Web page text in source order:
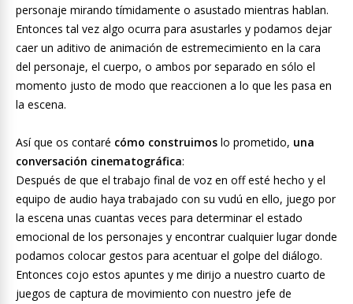
personaje mirando tímidamente o asustado mientras hablan.
Entonces tal vez algo ocurra para asustarles y podamos dejar
caer un aditivo de animación de estremecimiento en la cara
del personaje, el cuerpo, o ambos por separado en sólo el
momento justo de modo que reaccionen a lo que les pasa en
la escena.
Así que os contaré cómo construimos lo prometido, una
conversación cinematográfica:
Después de que el trabajo final de voz en off esté hecho y el
equipo de audio haya trabajado con su vudú en ello, juego por
la escena unas cuantas veces para determinar el estado
emocional de los personajes y encontrar cualquier lugar donde
podamos colocar gestos para acentuar el golpe del diálogo.
Entonces cojo estos apuntes y me dirijo a nuestro cuarto de
juegos de captura de movimiento con nuestro jefe de